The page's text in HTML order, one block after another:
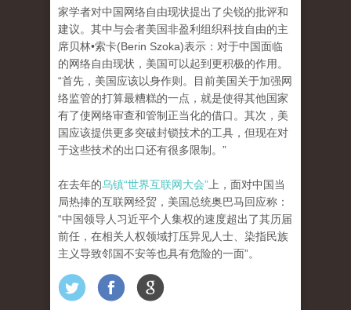
家学者对中国网络自由现状提出了尖锐的批评和
建议。其中与会者美国非盈利组织科技自由的主
席贝林•索卡(Berin Szoka)表示：对于中国面临
的网络自由现状，美国可以起到更积极的作用。
“首先，美国应该以身作则。目前美国关于加强网
络监管的打算最糟糕的一点，就是使得其他国家
有了使网络审查和管制正当化的借口。其次，美
国应该提供更多突破封锁技术的工具，但现在对
于这些技术的出口还有很多限制。”
在去年的乌镇“世界互联网大会” 上，面对中国当
局热捧的互联网经贸，美国总统奥巴马回应称：
“中国领导人习近平个人集权的速度超出了其历届
前任，在相关人权领域打压异见人士、染指民族
主义导致邻国不安等也具有危险的一面”。